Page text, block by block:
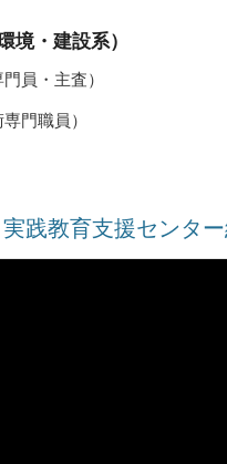
境・建設系）
門員・主査）
専門職員）
践教育支援センター